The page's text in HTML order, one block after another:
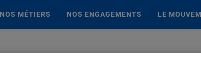
NOS MÉTIERS NOS ENGAGEMENTS LE